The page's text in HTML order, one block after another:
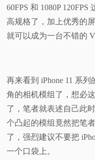
60FPS 和 1080P
高规格了，加上优秀的
就可以成为一台不错的
再来看到 iPhone 11 系
角的相机模组了，想必
了，笔者就表述自己此
个凸起的模组竟然把笔
了，强烈建议不要把
一个口袋上。